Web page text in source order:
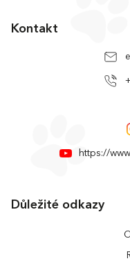
Kontakt
https://
Důležité odkazy